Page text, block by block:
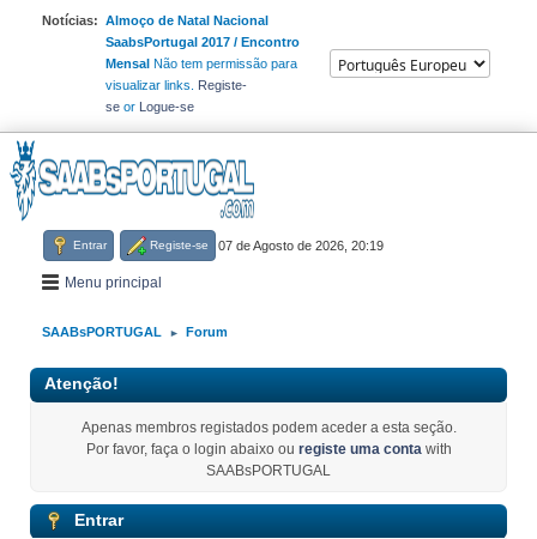
Notícias: Almoço de Natal Nacional
SaabsPortugal 2017 / Encontro
MensalNão tem permissão para
visualizar links. Registe-
se or Logue-se
07 de Agosto de 2026, 20:19
Entrar Registe-se
Menu principal
SAABsPORTUGAL ► Forum
Atenção!
Apenas membros registados podem aceder a esta seção.
Por favor, faça o login abaixo ou registe uma contawith
SAABsPORTUGAL
Entrar